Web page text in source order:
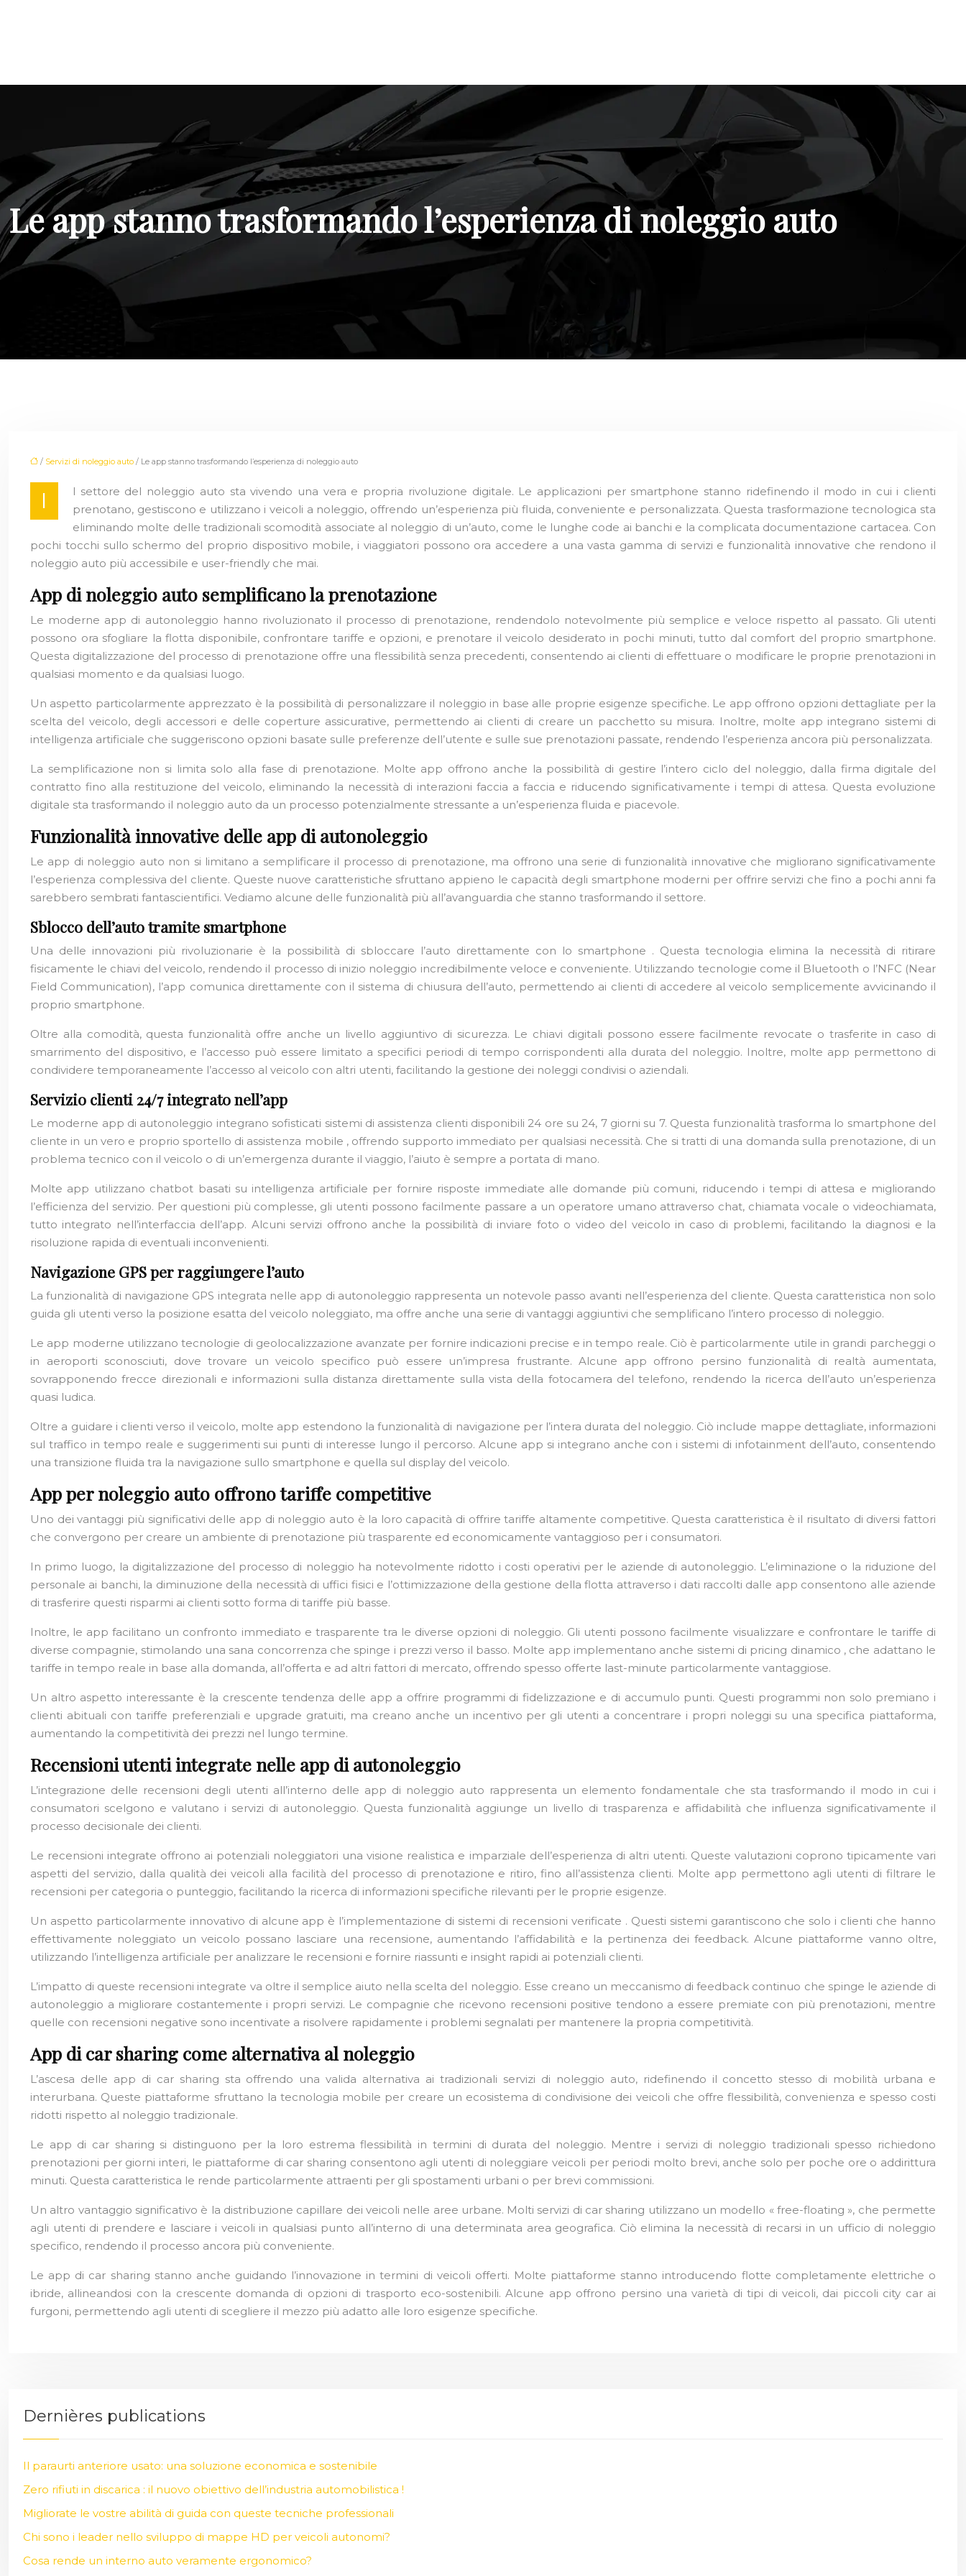
Le app stanno trasformando l’esperienza di noleggio auto
/ Servizi di noleggio auto / Le app stanno trasformando l’esperienza di noleggio auto
I
l settore del noleggio auto sta vivendo una vera e propria rivoluzione digitale. Le applicazioni per smartphone stanno ridefinendo il modo in cui i clienti
prenotano, gestiscono e utilizzano i veicoli a noleggio, offrendo un’esperienza più fluida, conveniente e personalizzata. Questa trasformazione tecnologica sta
eliminando molte delle tradizionali scomodità associate al noleggio di un’auto, come le lunghe code ai banchi e la complicata documentazione cartacea. Con
pochi tocchi sullo schermo del proprio dispositivo mobile, i viaggiatori possono ora accedere a una vasta gamma di servizi e funzionalità innovative che rendono il
noleggio auto più accessibile e user-friendly che mai.
App di noleggio auto semplificano la prenotazione
Le moderne app di autonoleggio hanno rivoluzionato il processo di prenotazione, rendendolo notevolmente più semplice e veloce rispetto al passato. Gli utenti
possono ora sfogliare la flotta disponibile, confrontare tariffe e opzioni, e prenotare il veicolo desiderato in pochi minuti, tutto dal comfort del proprio smartphone.
Questa digitalizzazione del processo di prenotazione offre una flessibilità senza precedenti, consentendo ai clienti di effettuare o modificare le proprie prenotazioni in
qualsiasi momento e da qualsiasi luogo.
Un aspetto particolarmente apprezzato è la possibilità di personalizzare il noleggio in base alle proprie esigenze specifiche. Le app offrono opzioni dettagliate per la
scelta del veicolo, degli accessori e delle coperture assicurative, permettendo ai clienti di creare un pacchetto su misura. Inoltre, molte app integrano sistemi di
intelligenza artificiale che suggeriscono opzioni basate sulle preferenze dell’utente e sulle sue prenotazioni passate, rendendo l’esperienza ancora più personalizzata.
La semplificazione non si limita solo alla fase di prenotazione. Molte app offrono anche la possibilità di gestire l’intero ciclo del noleggio, dalla firma digitale del
contratto fino alla restituzione del veicolo, eliminando la necessità di interazioni faccia a faccia e riducendo significativamente i tempi di attesa. Questa evoluzione
digitale sta trasformando il noleggio auto da un processo potenzialmente stressante a un’esperienza fluida e piacevole.
Funzionalità innovative delle app di autonoleggio
Le app di noleggio auto non si limitano a semplificare il processo di prenotazione, ma offrono una serie di funzionalità innovative che migliorano significativamente
l’esperienza complessiva del cliente. Queste nuove caratteristiche sfruttano appieno le capacità degli smartphone moderni per offrire servizi che fino a pochi anni fa
sarebbero sembrati fantascientifici. Vediamo alcune delle funzionalità più all’avanguardia che stanno trasformando il settore.
Sblocco dell’auto tramite smartphone
Una delle innovazioni più rivoluzionarie è la possibilità di sbloccare l’auto direttamente con lo smartphone . Questa tecnologia elimina la necessità di ritirare
fisicamente le chiavi del veicolo, rendendo il processo di inizio noleggio incredibilmente veloce e conveniente. Utilizzando tecnologie come il Bluetooth o l’NFC (Near
Field Communication), l’app comunica direttamente con il sistema di chiusura dell’auto, permettendo ai clienti di accedere al veicolo semplicemente avvicinando il
proprio smartphone.
Oltre alla comodità, questa funzionalità offre anche un livello aggiuntivo di sicurezza. Le chiavi digitali possono essere facilmente revocate o trasferite in caso di
smarrimento del dispositivo, e l’accesso può essere limitato a specifici periodi di tempo corrispondenti alla durata del noleggio. Inoltre, molte app permettono di
condividere temporaneamente l’accesso al veicolo con altri utenti, facilitando la gestione dei noleggi condivisi o aziendali.
Servizio clienti 24/7 integrato nell’app
Le moderne app di autonoleggio integrano sofisticati sistemi di assistenza clienti disponibili 24 ore su 24, 7 giorni su 7. Questa funzionalità trasforma lo smartphone del
cliente in un vero e proprio sportello di assistenza mobile , offrendo supporto immediato per qualsiasi necessità. Che si tratti di una domanda sulla prenotazione, di un
problema tecnico con il veicolo o di un’emergenza durante il viaggio, l’aiuto è sempre a portata di mano.
Molte app utilizzano chatbot basati su intelligenza artificiale per fornire risposte immediate alle domande più comuni, riducendo i tempi di attesa e migliorando
l’efficienza del servizio. Per questioni più complesse, gli utenti possono facilmente passare a un operatore umano attraverso chat, chiamata vocale o videochiamata,
tutto integrato nell’interfaccia dell’app. Alcuni servizi offrono anche la possibilità di inviare foto o video del veicolo in caso di problemi, facilitando la diagnosi e la
risoluzione rapida di eventuali inconvenienti.
Navigazione GPS per raggiungere l’auto
La funzionalità di navigazione GPS integrata nelle app di autonoleggio rappresenta un notevole passo avanti nell’esperienza del cliente. Questa caratteristica non solo
guida gli utenti verso la posizione esatta del veicolo noleggiato, ma offre anche una serie di vantaggi aggiuntivi che semplificano l’intero processo di noleggio.
Le app moderne utilizzano tecnologie di geolocalizzazione avanzate per fornire indicazioni precise e in tempo reale. Ciò è particolarmente utile in grandi parcheggi o
in aeroporti sconosciuti, dove trovare un veicolo specifico può essere un’impresa frustrante. Alcune app offrono persino funzionalità di realtà aumentata,
sovrapponendo frecce direzionali e informazioni sulla distanza direttamente sulla vista della fotocamera del telefono, rendendo la ricerca dell’auto un’esperienza
quasi ludica.
Oltre a guidare i clienti verso il veicolo, molte app estendono la funzionalità di navigazione per l’intera durata del noleggio. Ciò include mappe dettagliate, informazioni
sul traffico in tempo reale e suggerimenti sui punti di interesse lungo il percorso. Alcune app si integrano anche con i sistemi di infotainment dell’auto, consentendo
una transizione fluida tra la navigazione sullo smartphone e quella sul display del veicolo.
App per noleggio auto offrono tariffe competitive
Uno dei vantaggi più significativi delle app di noleggio auto è la loro capacità di offrire tariffe altamente competitive. Questa caratteristica è il risultato di diversi fattori
che convergono per creare un ambiente di prenotazione più trasparente ed economicamente vantaggioso per i consumatori.
In primo luogo, la digitalizzazione del processo di noleggio ha notevolmente ridotto i costi operativi per le aziende di autonoleggio. L’eliminazione o la riduzione del
personale ai banchi, la diminuzione della necessità di uffici fisici e l’ottimizzazione della gestione della flotta attraverso i dati raccolti dalle app consentono alle aziende
di trasferire questi risparmi ai clienti sotto forma di tariffe più basse.
Inoltre, le app facilitano un confronto immediato e trasparente tra le diverse opzioni di noleggio. Gli utenti possono facilmente visualizzare e confrontare le tariffe di
diverse compagnie, stimolando una sana concorrenza che spinge i prezzi verso il basso. Molte app implementano anche sistemi di pricing dinamico , che adattano le
tariffe in tempo reale in base alla domanda, all’offerta e ad altri fattori di mercato, offrendo spesso offerte last-minute particolarmente vantaggiose.
Un altro aspetto interessante è la crescente tendenza delle app a offrire programmi di fidelizzazione e di accumulo punti. Questi programmi non solo premiano i
clienti abituali con tariffe preferenziali e upgrade gratuiti, ma creano anche un incentivo per gli utenti a concentrare i propri noleggi su una specifica piattaforma,
aumentando la competitività dei prezzi nel lungo termine.
Recensioni utenti integrate nelle app di autonoleggio
L’integrazione delle recensioni degli utenti all’interno delle app di noleggio auto rappresenta un elemento fondamentale che sta trasformando il modo in cui i
consumatori scelgono e valutano i servizi di autonoleggio. Questa funzionalità aggiunge un livello di trasparenza e affidabilità che influenza significativamente il
processo decisionale dei clienti.
Le recensioni integrate offrono ai potenziali noleggiatori una visione realistica e imparziale dell’esperienza di altri utenti. Queste valutazioni coprono tipicamente vari
aspetti del servizio, dalla qualità dei veicoli alla facilità del processo di prenotazione e ritiro, fino all’assistenza clienti. Molte app permettono agli utenti di filtrare le
recensioni per categoria o punteggio, facilitando la ricerca di informazioni specifiche rilevanti per le proprie esigenze.
Un aspetto particolarmente innovativo di alcune app è l’implementazione di sistemi di recensioni verificate . Questi sistemi garantiscono che solo i clienti che hanno
effettivamente noleggiato un veicolo possano lasciare una recensione, aumentando l’affidabilità e la pertinenza dei feedback. Alcune piattaforme vanno oltre,
utilizzando l’intelligenza artificiale per analizzare le recensioni e fornire riassunti e insight rapidi ai potenziali clienti.
L’impatto di queste recensioni integrate va oltre il semplice aiuto nella scelta del noleggio. Esse creano un meccanismo di feedback continuo che spinge le aziende di
autonoleggio a migliorare costantemente i propri servizi. Le compagnie che ricevono recensioni positive tendono a essere premiate con più prenotazioni, mentre
quelle con recensioni negative sono incentivate a risolvere rapidamente i problemi segnalati per mantenere la propria competitività.
App di car sharing come alternativa al noleggio
L’ascesa delle app di car sharing sta offrendo una valida alternativa ai tradizionali servizi di noleggio auto, ridefinendo il concetto stesso di mobilità urbana e
interurbana. Queste piattaforme sfruttano la tecnologia mobile per creare un ecosistema di condivisione dei veicoli che offre flessibilità, convenienza e spesso costi
ridotti rispetto al noleggio tradizionale.
Le app di car sharing si distinguono per la loro estrema flessibilità in termini di durata del noleggio. Mentre i servizi di noleggio tradizionali spesso richiedono
prenotazioni per giorni interi, le piattaforme di car sharing consentono agli utenti di noleggiare veicoli per periodi molto brevi, anche solo per poche ore o addirittura
minuti. Questa caratteristica le rende particolarmente attraenti per gli spostamenti urbani o per brevi commissioni.
Un altro vantaggio significativo è la distribuzione capillare dei veicoli nelle aree urbane. Molti servizi di car sharing utilizzano un modello « free-floating », che permette
agli utenti di prendere e lasciare i veicoli in qualsiasi punto all’interno di una determinata area geografica. Ciò elimina la necessità di recarsi in un ufficio di noleggio
specifico, rendendo il processo ancora più conveniente.
Le app di car sharing stanno anche guidando l’innovazione in termini di veicoli offerti. Molte piattaforme stanno introducendo flotte completamente elettriche o
ibride, allineandosi con la crescente domanda di opzioni di trasporto eco-sostenibili. Alcune app offrono persino una varietà di tipi di veicoli, dai piccoli city car ai
furgoni, permettendo agli utenti di scegliere il mezzo più adatto alle loro esigenze specifiche.
Dernières publications
Il paraurti anteriore usato: una soluzione economica e sostenibile
Zero rifiuti in discarica : il nuovo obiettivo dell’industria automobilistica !
Migliorate le vostre abilità di guida con queste tecniche professionali
Chi sono i leader nello sviluppo di mappe HD per veicoli autonomi?
Cosa rende un interno auto veramente ergonomico?